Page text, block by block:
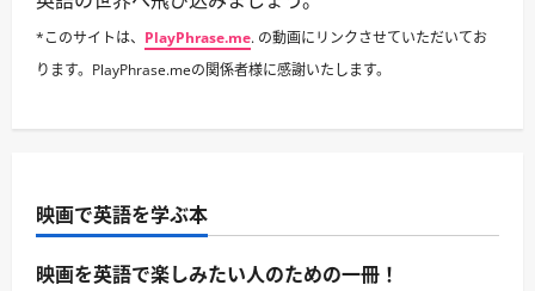
*このサイトは、 PlayPhrase.me. の動画にリンクさせていただいてお
ります。PlayPhrase.meの関係者様に感謝いたします。
映画で英語を学ぶ本
映画を英語で楽しみたい人のための一冊！